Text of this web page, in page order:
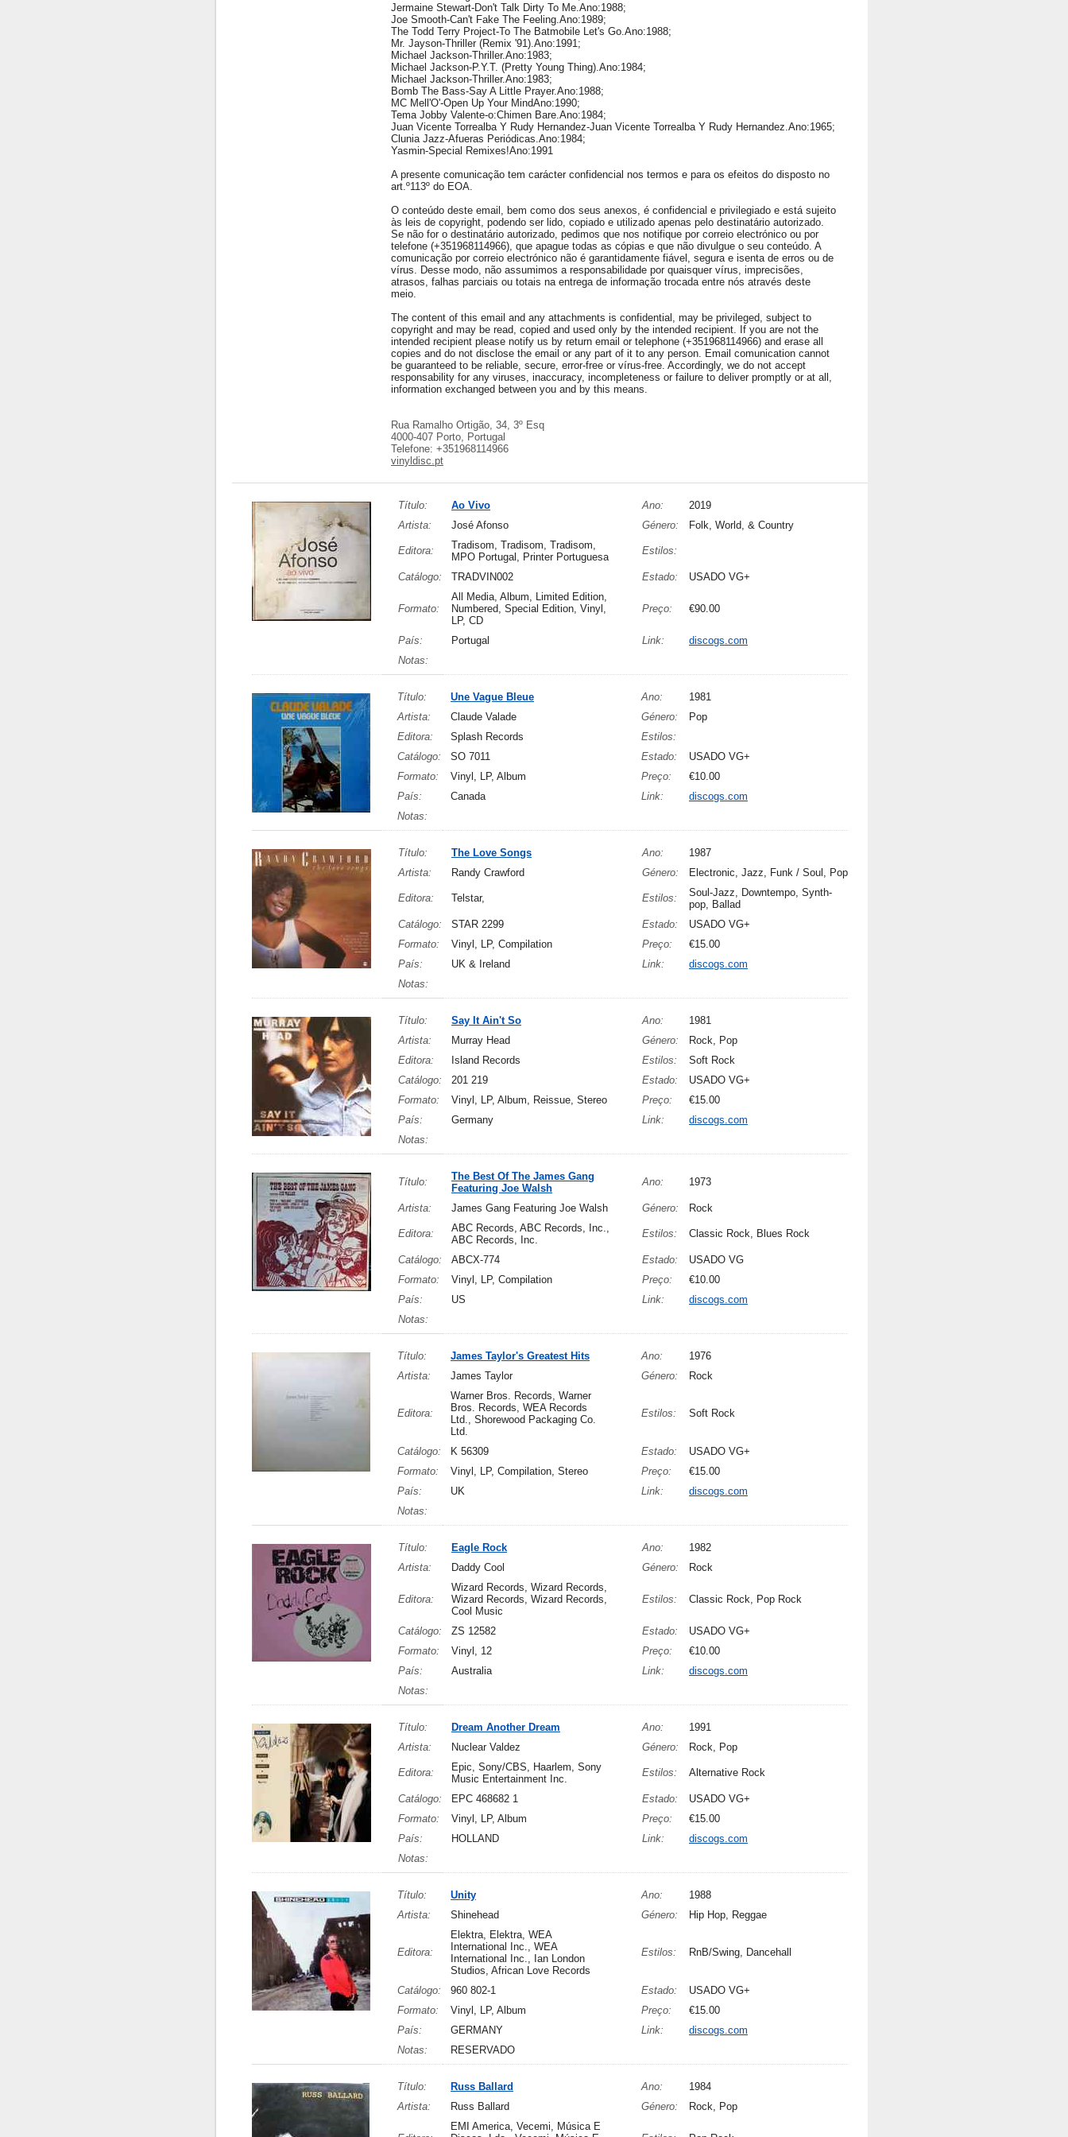
Jermaine Stewart-Don't Talk Dirty To Me.Ano:1988;
Joe Smooth-Can't Fake The Feeling.Ano:1989;
The Todd Terry Project-To The Batmobile Let's Go.Ano:1988;
Mr. Jayson-Thriller (Remix '91).Ano:1991;
Michael Jackson-Thriller.Ano:1983;
Michael Jackson-P.Y.T. (Pretty Young Thing).Ano:1984;
Michael Jackson-Thriller.Ano:1983;
Bomb The Bass-Say A Little Prayer.Ano:1988;
MC Mell'O'-Open Up Your MindAno:1990;
Tema Jobby Valente-o:Chimen Bare.Ano:1984;
Juan Vicente Torrealba Y Rudy Hernandez-Juan Vicente Torrealba Y Rudy Hernandez.Ano:1965;
Clunia Jazz-Afueras Periódicas.Ano:1984;
Yasmin-Special Remixes!Ano:1991
A presente comunicação tem carácter confidencial nos termos e para os efeitos do disposto no
art.º113º do EOA.
O conteúdo deste email, bem como dos seus anexos, é confidencial e privilegiado e está sujeito
às leis de copyright, podendo ser lido, copiado e utilizado apenas pelo destinatário autorizado.
Se não for o destinatário autorizado, pedimos que nos notifique por correio electrónico ou por
telefone (+351968114966), que apague todas as cópias e que não divulgue o seu conteúdo. A
comunicação por correio electrónico não é garantidamente fiável, segura e isenta de erros ou de
vírus. Desse modo, não assumimos a responsabilidade por quaisquer vírus, imprecisões,
atrasos, falhas parciais ou totais na entrega de informação trocada entre nós através deste
meio.
The content of this email and any attachments is confidential, may be privileged, subject to
copyright and may be read, copied and used only by the intended recipient. If you are not the
intended recipient please notify us by return email or telephone (+351968114966) and erase all
copies and do not disclose the email or any part of it to any person. Email comunication cannot
be guaranteed to be reliable, secure, error-free or vírus-free. Accordingly, we do not accept
responsability for any viruses, inaccuracy, incompleteness or failure to deliver promptly or at all,
information exchanged between you and by this means.
Rua Ramalho Ortigão, 34, 3º Esq
4000-407 Porto, Portugal
Telefone: +351968114966
vinyldisc.pt
Título: Ao Vivo Ano:
2019
Artista:
José Afonso Género: Folk, World, & Country
Editora:
Tradisom, Tradisom, Tradisom,
MPO Portugal, Printer Portuguesa
Estilos:
Catálogo: TRADVIN002 Estado: USADO VG+
Formato:
All Media, Album, Limited Edition,
Numbered, Special Edition, Vinyl,
LP, CD
Preço: €90.00
País: Portugal Link:
discogs.com
Notas:
Título: Une Vague Bleue Ano:
1981
Artista:
Claude Valade Género:
Pop
Editora:
Splash Records
Estilos:
Catálogo:
SO 7011 Estado:
USADO VG+
Formato:
Vinyl, LP, Album Preço:
€10.00
País:
Canada Link:
discogs.com
Notas:
Título: The Love Songs Ano:
1987
Artista:
Randy Crawford Género: Electronic, Jazz, Funk / Soul, Pop
Editora: Telstar, Estilos:
Soul-Jazz, Downtempo, Synth-
pop, Ballad
Catálogo:
STAR 2299 Estado:
USADO VG+
Formato:
Vinyl, LP, Compilation Preço:
€15.00
País:
UK & Ireland Link:
discogs.com
Notas:
Título: Say It Ain't So Ano:
1981
Artista:
Murray Head Género:
Rock, Pop
Editora:
Island Records Estilos:
Soft Rock
Catálogo:
201 219 Estado:
USADO VG+
Formato:
Vinyl, LP, Album, Reissue, Stereo Preço:
€15.00
País:
Germany Link:
discogs.com
Notas:
Título:
The Best Of The James Gang
Featuring Joe Walsh
Ano: 1973
Artista: James Gang Featuring Joe Walsh Género: Rock
Editora:
ABC Records, ABC Records, Inc.,
ABC Records, Inc.
Estilos: Classic Rock, Blues Rock
Catálogo: ABCX-774 Estado:
USADO VG
Formato:
Vinyl, LP, Compilation Preço:
€10.00
País:
US Link:
discogs.com
Notas:
Título: James Taylor's Greatest Hits Ano:
1976
Artista:
James Taylor Género: Rock
Editora:
Warner Bros. Records, Warner
Bros. Records, WEA Records
Ltd., Shorewood Packaging Co.
Ltd.
Estilos: Soft Rock
Catálogo: K 56309 Estado:
USADO VG+
Formato:
Vinyl, LP, Compilation, Stereo Preço:
€15.00
País:
UK Link:
discogs.com
Notas:
Título: Eagle Rock Ano:
1982
Artista:
Daddy Cool Género: Rock
Editora:
Wizard Records, Wizard Records,
Wizard Records, Wizard Records,
Cool Music
Estilos: Classic Rock, Pop Rock
Catálogo: ZS 12582 Estado:
USADO VG+
Formato:
Vinyl, 12 Preço:
€10.00
País:
Australia Link:
discogs.com
Notas:
Título: Dream Another Dream Ano:
1991
Artista:
Nuclear Valdez Género: Rock, Pop
Editora:
Epic, Sony/CBS, Haarlem, Sony
Music Entertainment Inc.
Estilos: Alternative Rock
Catálogo: EPC 468682 1 Estado:
USADO VG+
Formato:
Vinyl, LP, Album Preço:
€15.00
País:
HOLLAND Link:
discogs.com
Notas:
Título: Unity Ano:
1988
Artista:
Shinehead Género: Hip Hop, Reggae
Editora:
Elektra, Elektra, WEA
International Inc., WEA
International Inc., Ian London
Studios, African Love Records
Estilos: RnB/Swing, Dancehall
Catálogo: 960 802-1 Estado:
USADO VG+
Formato:
Vinyl, LP, Album Preço:
€15.00
País:
GERMANY Link:
discogs.com
Notas:
RESERVADO
Título: Russ Ballard Ano:
1984
Artista:
Russ Ballard Género: Rock, Pop
EMI America, Vecemi, Música E